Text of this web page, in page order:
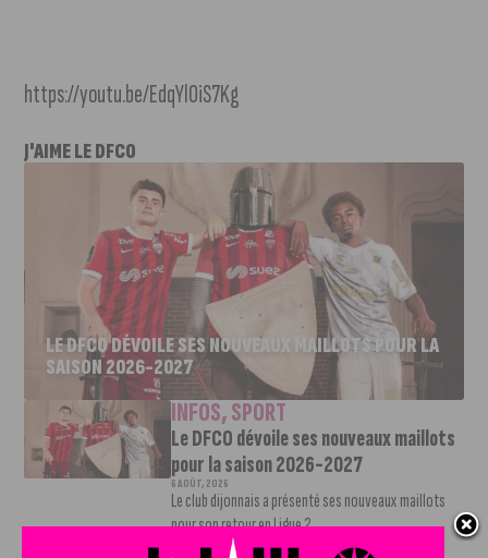
https://youtu.be/EdqYl0iS7Kg
J'AIME LE DFCO
LE DFCO DÉVOILE SES NOUVEAUX MAILLOTS POUR LA
SAISON 2026-2027
INFOS,SPORT
Le DFCO dévoile ses nouveaux maillots
pour la saison 2026-2027
6 AOÛT, 2026
Le club dijonnais a présenté ses nouveaux maillots
pour son retour en Ligue 2....